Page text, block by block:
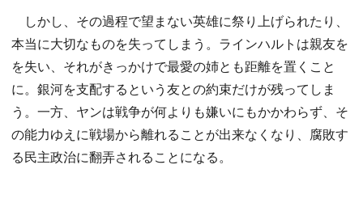
しかし、その過程で望まない英雄に祭り上げられたり、
本当に大切なものを失ってしまう。ラインハルトは親友を
を失い、それがきっかけで最愛の姉とも距離を置くこと
に。銀河を支配するという友との約束だけが残ってしま
う。一方、ヤンは戦争が何よりも嫌いにもかかわらず、そ
の能力ゆえに戦場から離れることが出来なくなり、腐敗す
る民主政治に翻弄されることになる。